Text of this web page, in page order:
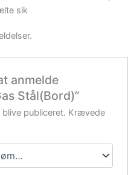
sik
anmelde
Stål(Bord)”
publiceret. Krævede